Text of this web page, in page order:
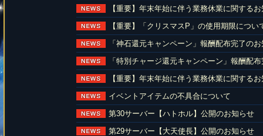
【重要】年末年始に伴う業務休業に関する
【重要】「クリスマスP」の使用期限につい
「神石還元キャンペーン」報酬配布完了の
「特別チャージ還元キャンペーン」報酬配
【重要】年末年始に伴う業務休業に関する
イベントアイテムの不具合について
第30サーバー【ハトホル】公開のお知らせ
第29サーバー【大天使長】公開のお知らせ